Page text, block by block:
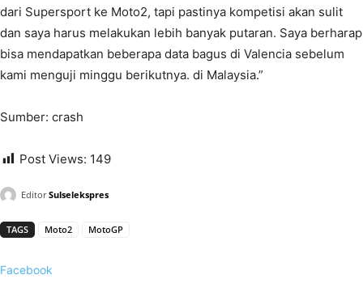
dari Supersport ke Moto2, tapi pastinya kompetisi akan sulit
dan saya harus melakukan lebih banyak putaran. Saya berharap
bisa mendapatkan beberapa data bagus di Valencia sebelum
kami menguji minggu berikutnya. di Malaysia.”
Sumber: crash
Post Views: 149
Editor Sulselekspres
TAGS Moto2 MotoGP
Facebook